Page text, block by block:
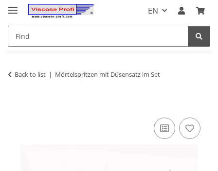
EN
Back to list Mörtelspritzen mit Düsensatz im Set